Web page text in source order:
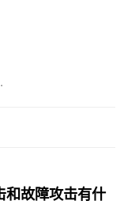
和故障攻击有什